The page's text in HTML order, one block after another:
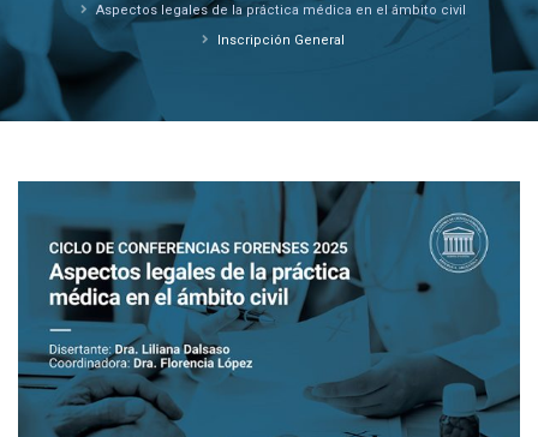
Aspectos legales de la práctica médica en el ámbito civil
Inscripción General